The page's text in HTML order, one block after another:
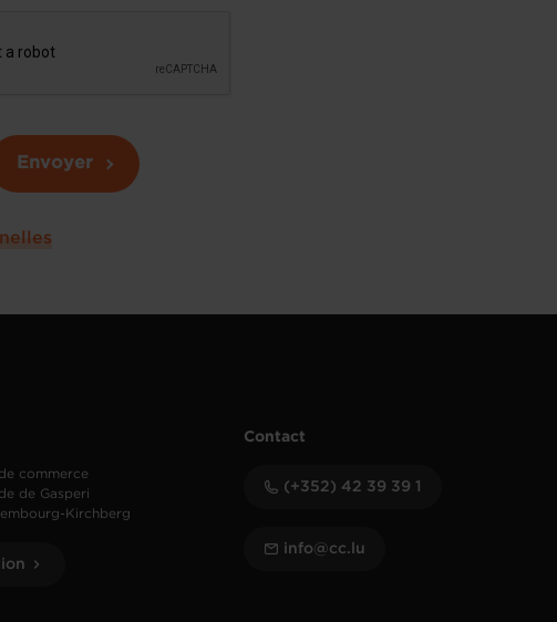
Envoyer
commerce
de Gasperi
Kirchberg
Contact
(+352) 42 39 39 1
info@cc.lu